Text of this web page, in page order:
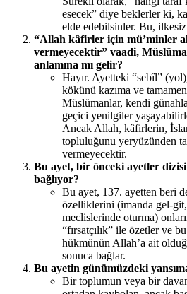
esecek” diye beklerler ki,
elde edebilsinler. Bu, ilkesiz
“Allah kâfirler için mü’minler
vermeyecektir” vaadi,
anlamına mı gelir?
Hayır. Ayetteki “sebîl”
kökünü kazıma ve
Müslümanlar, kendi
geçici yenilgiler
Ancak Allah, kâfirlerin,
topluluğunu yeryüzünden
vermeyecektir.
Bu ayet, bir önceki ayetler
bağlıyor?
Bu ayet, 137. ayetten beri
özelliklerini (imanda gel-
meclislerinde oturma)
“fırsatçılık” ile özetler ve
hükmünün Allah’a ait
sonuca bağlar.
Bu ayetin günümüzdeki
Bir toplumun veya bir